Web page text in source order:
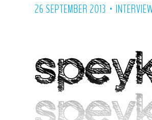
26 SEPTEMBER 2013 •